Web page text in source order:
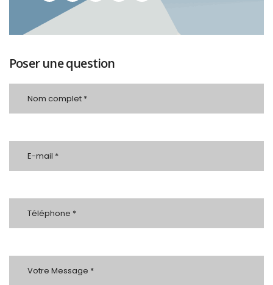
Poser une question